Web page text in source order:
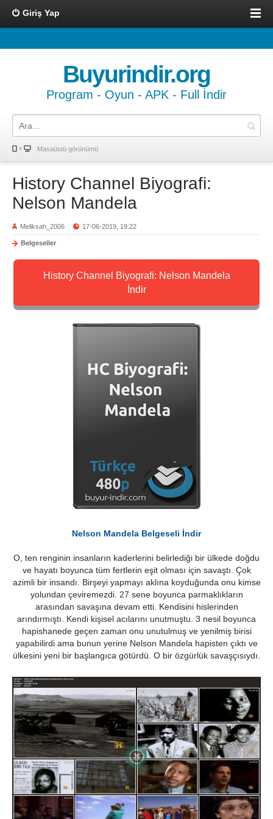
Giriş Yap
Buyurindir.org
Program - Oyun - APK - Full İndir
Masaüstü görünümü
History Channel Biyografi:
Nelson Mandela
Meliksah_2006 17-06-2019, 19:22
Belgeseller
History Channel Biyografi: Nelson Mandela
İndir
Nelson Mandela Belgeseli İndir
O, ten renginin insanların kaderlerini belirlediği bir ülkede doğdu
ve hayatı boyunca tüm fertlerin eşit olması için savaştı. Çok
azimli bir insandı. Birşeyi yapmayı aklına koyduğunda onu kimse
yolundan çeviremezdi. 27 sene boyunca parmaklıkların
arasından savaşına devam etti. Kendisini hislerinden
arındırmıştı. Kendi kişisel acılarını unutmuştu. 3 nesil boyunca
hapishanede geçen zaman onu unutulmuş ve yenilmiş birisi
yapabilirdi ama bunun yerine Nelson Mandela hapisten çıktı ve
ülkesini yeni bir başlangıca götürdü. O bir özgürlük savaşçısıydı.